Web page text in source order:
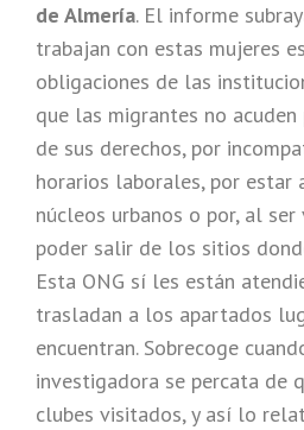
de Almería. El informe
trabajan con estas mujeres
obligaciones de las
que las migrantes no
de sus derechos, por
horarios laborales, por estar
núcleos urbanos o por, al
poder salir de los sitios
Esta ONG sí les están
trasladan a los apartados
encuentran. Sobrecoge
investigadora se percata de
clubes visitados, y así lo